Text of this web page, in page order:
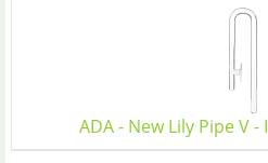
ADA - New Lily Pipe V